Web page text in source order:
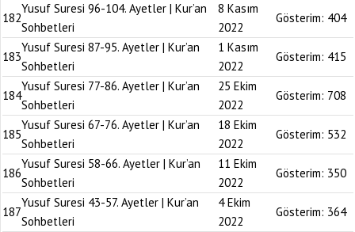
182
Yusuf Suresi 96-104. Ayetler | Kur’an
Sohbetleri
8 Kasım
2022
Gösterim: 404
183
Yusuf Suresi 87-95. Ayetler | Kur’an
Sohbetleri
1 Kasım
2022
Gösterim: 415
184
Yusuf Suresi 77-86. Ayetler | Kur’an
Sohbetleri
25 Ekim
2022
Gösterim: 708
185
Yusuf Suresi 67-76. Ayetler | Kur’an
Sohbetleri
18 Ekim
2022
Gösterim: 532
186
Yusuf Suresi 58-66. Ayetler | Kur’an
Sohbetleri
11 Ekim
2022
Gösterim: 350
187
Yusuf Suresi 43-57. Ayetler | Kur’an
Sohbetleri
4 Ekim
2022
Gösterim: 364